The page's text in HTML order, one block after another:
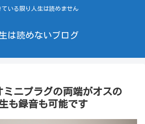
ている限り人生は読めません
は読めないブログ
ミニプラグの両端がオスの
も録音も可能です